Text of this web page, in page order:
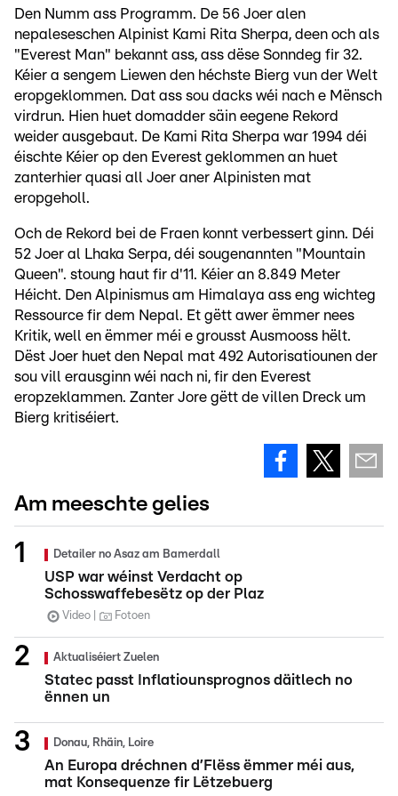
Den Numm ass Programm. De 56 Joer alen
nepaleseschen Alpinist Kami Rita Sherpa, deen och als
"Everest Man" bekannt ass, ass dëse Sonndeg fir 32.
Kéier a sengem Liewen den héchste Bierg vun der Welt
eropgeklommen. Dat ass sou dacks wéi nach e Mënsch
virdrun. Hien huet domadder säin eegene Rekord
weider ausgebaut. De Kami Rita Sherpa war 1994 déi
éischte Kéier op den Everest geklommen an huet
zanterhier quasi all Joer aner Alpinisten mat
eropgeholl.
Och de Rekord bei de Fraen konnt verbessert ginn. Déi
52 Joer al Lhaka Serpa, déi sougenannten "Mountain
Queen". stoung haut fir d'11. Kéier an 8.849 Meter
Héicht. Den Alpinismus am Himalaya ass eng wichteg
Ressource fir dem Nepal. Et gëtt awer ëmmer nees
Kritik, well en ëmmer méi e grousst Ausmooss hëlt.
Dëst Joer huet den Nepal mat 492 Autorisatiounen der
sou vill erausginn wéi nach ni, fir den Everest
eropzeklammen. Zanter Jore gëtt de villen Dreck um
Bierg kritiséiert.
Am meeschte gelies
Detailer no Asaz am Bamerdall
USP war wéinst Verdacht op
Schosswaffebesëtz op der Plaz
Video Fotoen
Aktualiséiert Zuelen
Statec passt Inflatiounsprognos däitlech no
ënnen un
Donau, Rhäin, Loire
An Europa dréchnen d’Flëss ëmmer méi aus,
mat Konsequenze fir Lëtzebuerg